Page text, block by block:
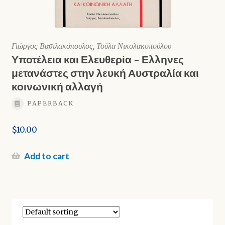
Γιώργος Βασιλακόπουλος, Τούλα Νικολακοπούλου
Υποτέλεια και Ελευθερία – Ελληνες
μετανάστες στην λευκή Αυστραλία και
κοινωνική αλλαγή
PAPERBACK
$10.00
Add to cart